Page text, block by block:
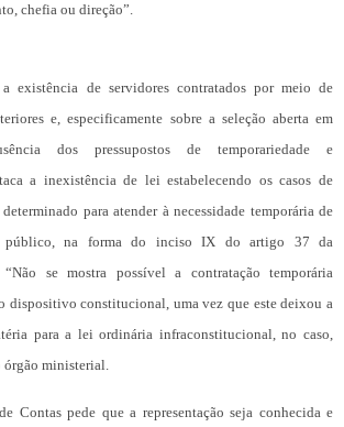
chefia ou direção”.
existência de servidores contratados por meio de
e, especificamente sobre a seleção aberta em
dos pressupostos de temporariedade e
a inexistência de lei estabelecendo os casos de
para atender à necessidade temporária de
público, na forma do inciso IX do artigo 37 da
se mostra possível a contratação temporária
dispositivo constitucional, uma vez que este deixou a
para a lei ordinária infraconstitucional, no caso,
órgão ministerial.
Contas pede que a representação seja conhecida e